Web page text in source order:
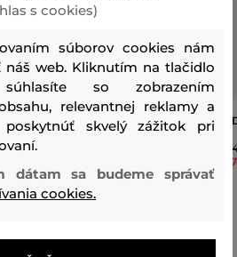
174, 90 €
PLAVKY VILEBREQUIN
Dostupné veľkosti:
M, L, XL
s cookies)
súborov cookies nám
náš web. Kliknutím na tlačidlo
so zobrazením
relevantnej reklamy a
skvelý zážitok pri
dátam sa budeme správať
cookies.